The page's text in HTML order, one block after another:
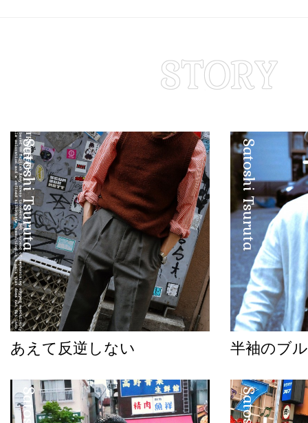
Satoshi Tsuruta
あえて反逆しない
Satoshi Tsuruta
半袖のブ